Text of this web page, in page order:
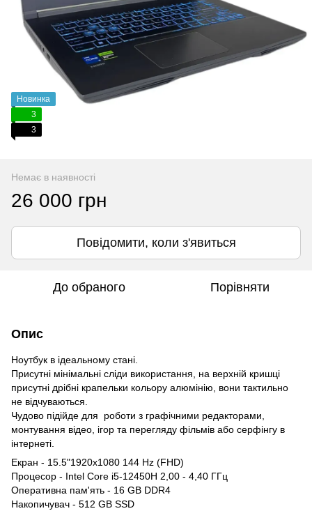
Новинка
3
3
Немає в наявності
26 000 грн
Повідомити, коли з'явиться
До обраного Порівняти
Опис
Ноутбук в ідеальному стані.
Присутні мінімальні сліди використання, на верхній кришці
присутні дрібні крапельки кольору алюмінію, вони тактильно
не відчуваються.
Чудово підійде для роботи з графічними редакторами,
монтування відео, ігор та перегляду фільмів або серфінгу в
інтернеті.
Екран - 15.5"1920x1080 144 Hz (FHD)
Процесор - Intel Core i5-12450H 2,00 - 4,40 ГГц
Оперативна пам'ять - 16 GB DDR4
Накопичувач - 512 GB SSD